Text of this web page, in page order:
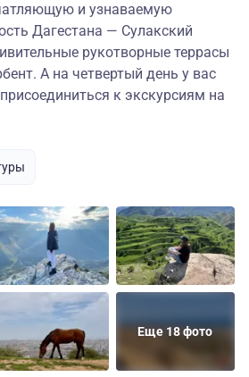
и узнаваемую
Дагестана — Сулакский
рукотворные террасы
А на четвертый день у вас
к экскурсиям на
Еще 18 фото